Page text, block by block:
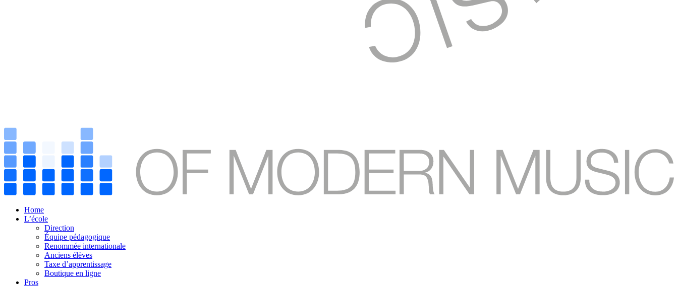
Home
L’école
Direction
Équipe pédagogique
Renommée internationale
Anciens élèves
Taxe d’apprentissage
Boutique en ligne
Pros